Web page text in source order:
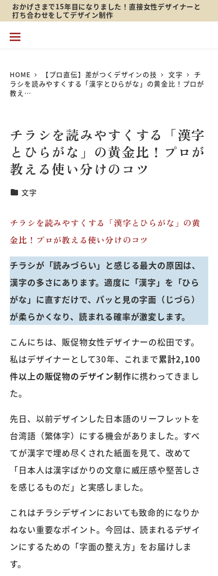
イ
おかげさまで15年目になりました！直接女性デザイナーと
打ち合わせをしてデザイン制作
HOME 【プロ直伝】差がつくデザインの技 文字
チ
ラシを読みやすくする「漢字とひらがな」の黄金比！プロが
教え…
チラシを読みやすくする「漢字
とひらがな」の黄金比！プロが
教える使い分けのコツ
【プロ直伝】差がつくカテゴリ
文字
チラシを読みやすくする「漢字とひらがな」の黄
金比！プロが教える使い分けのコツ
チラシが「読みづらい」と感じる最大の原因は、
漢字の多さにあります。適度に「漢字」を「ひら
がな」に直すだけで、パッと見の字面（じづら）
が柔らかくなり、読まれる確率が激変します。
こんにちは、販促物女性デザイナーの松田です。
私はデザイナーとして30年、これまで累計2,100
件以上の販促物のデザイン制作に携わってきまし
た。
先日、以前デザインした日本語のリーフレットを
台湾語（繁体字）にする機会がありました。すべ
てが漢字で埋め尽くされた紙面を見て、改めて
「日本人は漢字ばかりの文章に威圧感や堅苦しさ
を感じるものだ」と実感しました。
これはチラシデザインにおいても致命的になりか
ねない重要なポイント。今回は、読まれるデザイ
ンにするための「字面の整え方」をお届けしま
す。